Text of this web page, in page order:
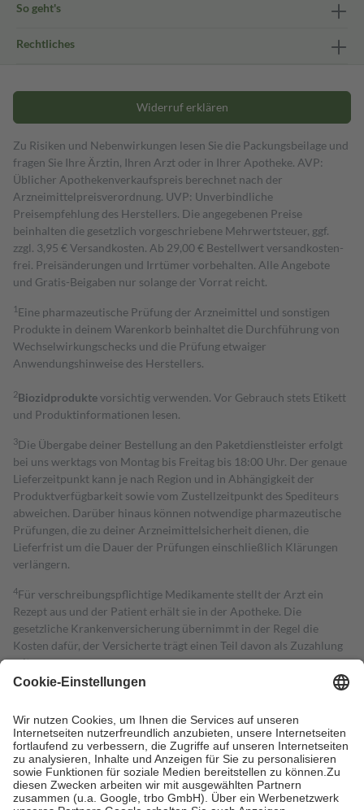
So geht's
Rechtliches
Widerruf erklären
Zu Risiken und Nebenwirkungen lesen Sie die Packungsbeilage und
fragen Sie Ihre Ärztin, Ihren Arzt oder in Ihrer Apotheke. AVP:
Üblicher Apothekenverkaufspreis berechnet nach der
Arzneimittelpreisverordnung. UVP: Unverbindliche
Preisempfehlung des Herstellers. Die angegebenen Preise
beinhalten die gesetzlich vorgeschriebene Mehrwertsteuer, ggf.
zzgl. 3,95 € Versandkosten. Ab 29,00 € Bestell­wert versand­kosten­
frei. Preisänderungen und Irrtümer vorbehalten. Alle Angebote
und Gratis-Beigaben nur solange der Vorrat reicht.
1 Eine pharmazeutische Prüfung der Arzneimittel und sonstigen
Produkte in deinem Warenkorb beinhaltet die Durchführung von
Wechselwirkungschecks und die Prüfung etwaiger
Anwendungshinweise des Herstellers.
2Biozidproduktevorsichtig verwenden. Vor Gebrauch stets Etikett
und Produktinformationen lesen.
3Die Übergabe deiner Bestellung an den Paketdienstleister erfolgt
bei uns werktags von Montag bis Freitag bis 18:00 Uhr. Der genaue
Lieferzeitpunkt kann je nach Region und in Abhängigkeit der
Produktverfügbarkeit sowie vom Zustellzeitpunkt des Spediteurs
abweichen. Darüber hinaus können notwendige pharmazeutische
Prüfungen, die zu deiner Arzneimittelsicherheit dienen, die
Lieferfrist um die Dauer der Prüfungen einschließlich Klärungen
verlängern.
4Für verschreibungspflichtige Medikamente stellt der Arzt ein
Rezept aus und der Patient erhält sie in der Apotheke. Die
gesetzliche Krankenversicherung übernimmt in der Regel die
Kosten dafür, der Versicherte trägt einen Teil davon als Zuzahlung
mit.
Grundsätzlich leisten Mitglieder Zuzahlungen in Höhe von zehn
höchstens zehn Euro.
Es sind jedoch nie mehr als die tatsächlichen
Kosten der Leistung zu entrichten.
Diese Regeln gelten grundsätzlich auch für Online-Apotheken.
Bei Heilmitteln und häuslicher Krankenpflege beträgt die
Zuzahlung zehn Prozent der Kosten sowie zehn Euro je
Verordnung.